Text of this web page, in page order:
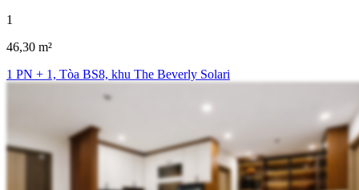
1
46,30 m²
1 PN + 1, Tòa BS8, khu The Beverly Solari